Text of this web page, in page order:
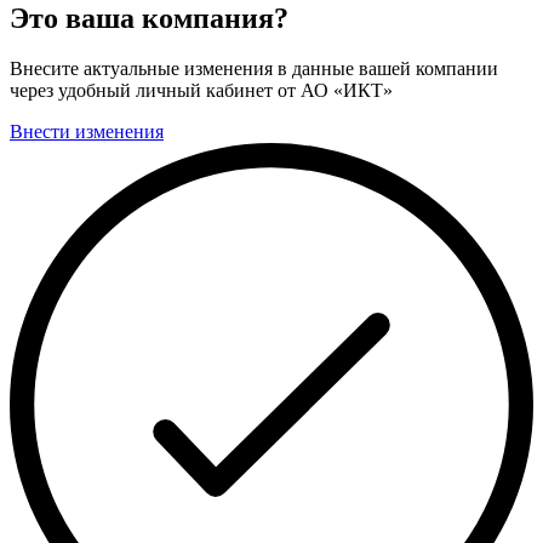
Это ваша компания?
Внесите актуальные изменения в данные вашей компании
через удобный личный кабинет от АО «ИКТ»
Внести изменения